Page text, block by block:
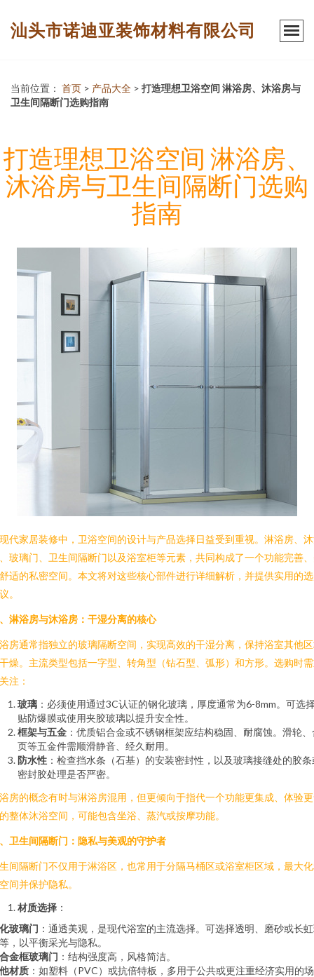
汕头市诺迪亚装饰材料有限公司
当前位置： 首页 > 产品大全 > 打造理想卫浴空间 淋浴房、沐浴房与
卫生间隔断门选购指南
打造理想卫浴空间 淋浴房、
沐浴房与卫生间隔断门选购
指南
代家居装修中，卫浴空间的设计与产品选择日益受到重视。淋浴房、
玻璃门、卫生间隔断门以及浴室柜等元素，共同构成了一个功能完善
适的私密空间。本文将对这些核心部件进行详细解析，并提供实用的
。
淋浴房与沐浴房：干湿分离的核心
房通常指独立的玻璃隔断空间，实现高效的干湿分离，保持浴室其他
燥。主流类型包括一字型、转角型（钻石型、弧形）和方形。选购时
注：
玻璃 ：必须使用通过3C认证的钢化玻璃，厚度通常为6-8mm。可选
贴防爆膜或使用夹胶玻璃以提升安全性。
框架与五金 ：优质铝合金或不锈钢框架应结构稳固、耐腐蚀。滑轮、
页等五金件需顺滑静音、经久耐用。
防水性 ：检查挡水条（石基）的安装密封性，以及玻璃接缝处的胶条
密封胶处理是否严密。
房的概念有时与淋浴房混用，但更倾向于指代一个功能更集成、体验
整体沐浴空间，可能包含坐浴、蒸汽或按摩功能。
卫生间隔断门：隐私与美观的守护者
间隔断门不仅用于淋浴区，也常用于分隔马桶区或浴室柜区域，最大
间并保护隐私。
材质选择 ：
玻璃门 ：通透美观，是现代浴室的主流选择。可选择透明、磨砂或长
，以平衡采光与隐私。
金框玻璃门 ：结构强度高，风格简洁。
材质 ：如塑料（PVC）或抗倍特板，多用于公共或更注重经济实用的场